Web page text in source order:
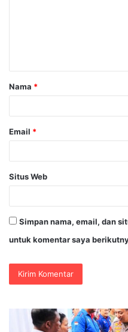
a
r
Nama *
Email *
Situs Web
Simpan nama, email, dan
untuk komentar saya
Kapolri
Dukung